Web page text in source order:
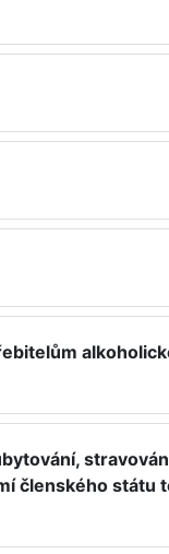
členského státu